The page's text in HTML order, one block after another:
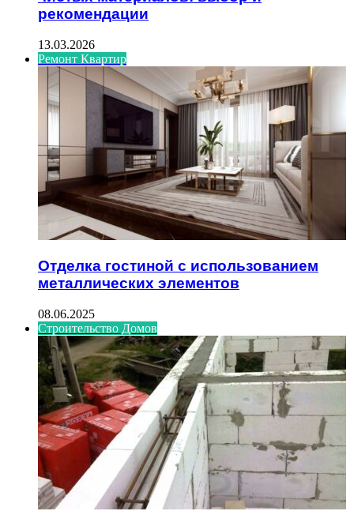
рекомендации
13.03.2026
Ремонт Квартир
Отделка гостиной с использованием
металлических элементов
08.06.2025
Строительство Домов